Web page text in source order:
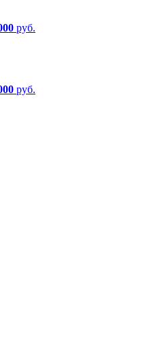
руб.
руб.